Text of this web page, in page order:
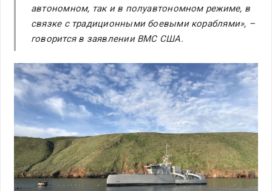
автономном, так и в полуавтономном режиме, в
связке с традиционными боевыми кораблями», –
говорится в заявлении ВМС США.